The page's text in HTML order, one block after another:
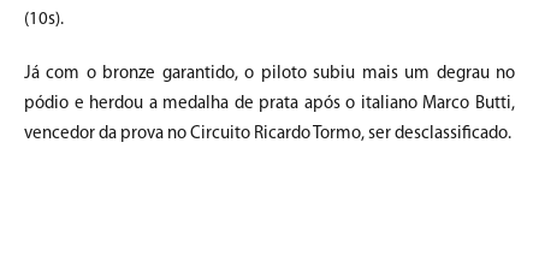
(10s).
Já com o bronze garantido, o piloto subiu mais um degrau no
pódio e herdou a medalha de prata após o italiano Marco Butti,
vencedor da prova no Circuito Ricardo Tormo, ser desclassificado.